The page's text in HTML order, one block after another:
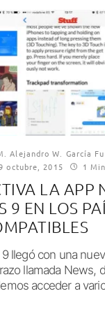
Alejandro W. García
octubre, 2015
1
LA APP
9 EN LOS
9 llegó con una
llamada News,
acceder a